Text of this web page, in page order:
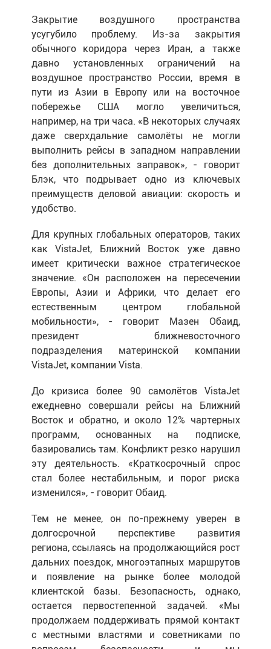
Закрытие воздушного пространства
усугубило проблему. Из-за закрытия
обычного коридора через Иран, а также
давно установленных ограничений на
воздушное пространство России, время в
пути из Азии в Европу или на восточное
побережье США могло увеличиться,
например, на три часа. «В некоторых случаях
даже сверхдальние самолёты не могли
выполнить рейсы в западном направлении
без дополнительных заправок», - говорит
Блэк, что подрывает одно из ключевых
преимуществ деловой авиации: скорость и
удобство.
Для крупных глобальных операторов, таких
как VistaJet, Ближний Восток уже давно
имеет критически важное стратегическое
значение. «Он расположен на пересечении
Европы, Азии и Африки, что делает его
естественным центром глобальной
мобильности», - говорит Мазен Обаид,
президент ближневосточного
подразделения материнской компании
VistaJet, компании Vista.
До кризиса более 90 самолётов VistaJet
ежедневно совершали рейсы на Ближний
Восток и обратно, и около 12% чартерных
программ, основанных на подписке,
базировались там. Конфликт резко нарушил
эту деятельность. «Краткосрочный спрос
стал более нестабильным, и порог риска
изменился», - говорит Обаид.
Тем не менее, он по-прежнему уверен в
долгосрочной перспективе развития
региона, ссылаясь на продолжающийся рост
дальних поездок, многоэтапных маршрутов
и появление на рынке более молодой
клиентской базы. Безопасность, однако,
остается первостепенной задачей. «Мы
продолжаем поддерживать прямой контакт
с местными властями и советниками по